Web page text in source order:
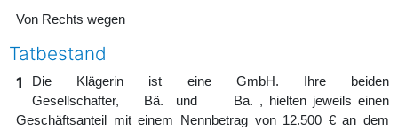
Von Rechts wegen
Tatbestand
1
Die Klägerin ist eine GmbH. Ihre beiden
Gesellschafter, Bä. und Ba. , hielten jeweils einen
Geschäftsanteil mit einem Nennbetrag von 12.500 € an dem